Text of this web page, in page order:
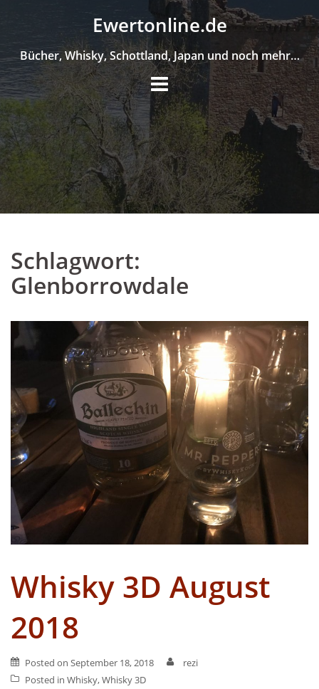
to
Ewertonline.de
Bücher, Whisky, Schottland, Japan und noch mehr…
Schlagwort:
Glenborrowdale
Whisky 3D August
2018
Posted on September 18, 2018
rezi
Posted in Whisky,Whisky 3D